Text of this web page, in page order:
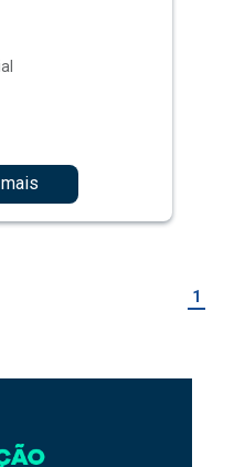
1